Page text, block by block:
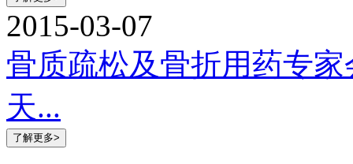
2015-03-07
骨质疏松及骨折用药专
天...